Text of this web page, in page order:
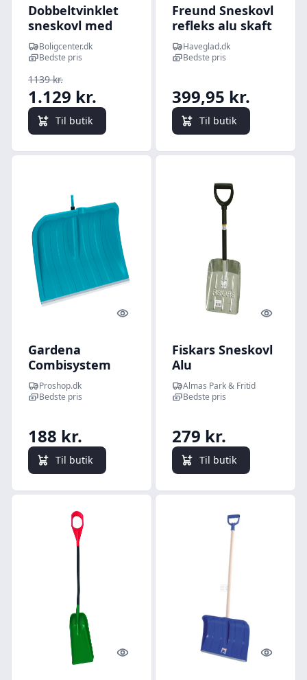
Dobbeltvinklet
sneskovl med
udvideligt
håndtag - stål,
Boligcenter.dk
Bedste pris
1139 kr.
1.129 kr.
Til butik
Freund Sneskovl
refleks alu skaft
- 160 cm
Haveglad.dk
Bedste pris
399,95 kr.
Til butik
Quick look
Gardena
Combisystem
Sneskovl ES 50
Proshop.dk
Bedste pris
188 kr.
Til butik
Quick
Fiskars Sneskovl
Alu
Almas Park & Fritid
Bedste pris
279 kr.
Til butik
Quick look Quick